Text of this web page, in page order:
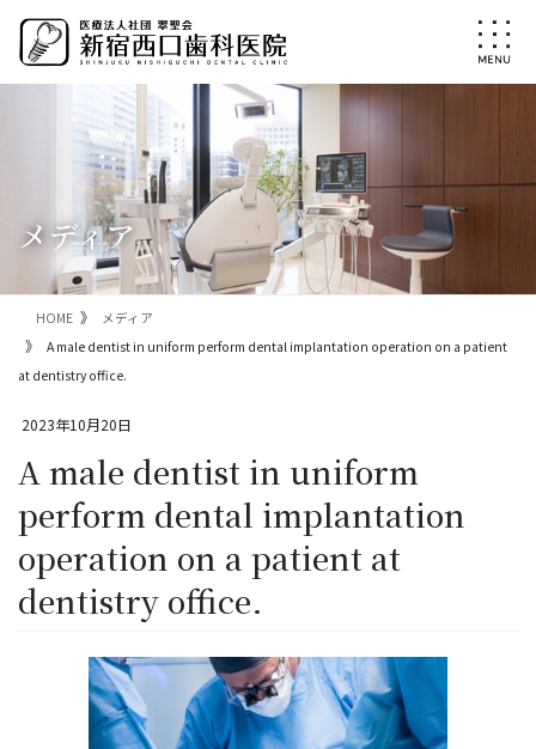
ン
ー
メディア
HOME
メディア
A male dentist in uniform perform dental implantation operation on a patient
at dentistry office.
2023年10月20日
A male dentist in uniform
perform dental implantation
operation on a patient at
dentistry office.